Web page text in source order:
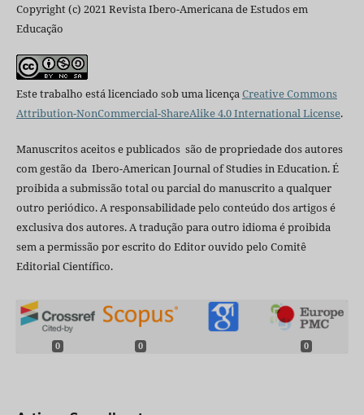
Copyright (c) 2021 Revista Ibero-Americana de Estudos em
Educação
Este trabalho está licenciado sob uma licençaCreative Commons
Attribution-NonCommercial-ShareAlike 4.0 International License.
Manuscritos aceitos e publicados são de propriedade dos autores
com gestão da Ibero-American Journal of Studies in Education. É
proibida a submissão total ou parcial do manuscrito a qualquer
outro periódico. A responsabilidade pelo conteúdo dos artigos é
exclusiva dos autores. A tradução para outro idioma é proibida
sem a permissão por escrito do Editor ouvido pelo Comitê
Editorial Científico.
0 0 0